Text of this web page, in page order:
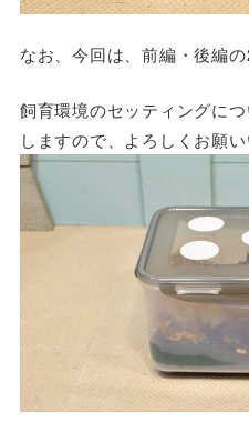
なお、今回は、前編・後編
飼育環境のセッティングに
しますので、よろしくお願い